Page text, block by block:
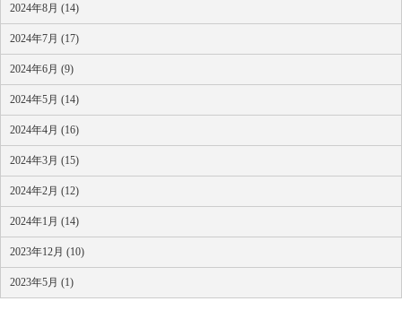
2024年8月 (14)
2024年7月 (17)
2024年6月 (9)
2024年5月 (14)
2024年4月 (16)
2024年3月 (15)
2024年2月 (12)
2024年1月 (14)
2023年12月 (10)
2023年5月 (1)